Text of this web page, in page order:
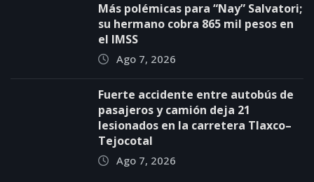
Más polémicas para “Nay” Salvatori;
su hermano cobra 865 mil pesos en
el IMSS
Ago 7, 2026
Fuerte accidente entre autobús de
pasajeros y camión deja 21
lesionados en la carretera Tlaxco–
Tejocotal
Ago 7, 2026